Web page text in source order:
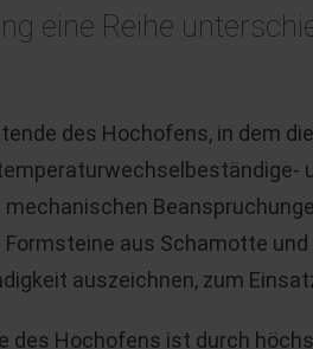
eine Reihe
des Hochofens, in dem
mechanischen
Formsteine aus Schamotte
auszeichnen, zum
des Hochofens ist durch